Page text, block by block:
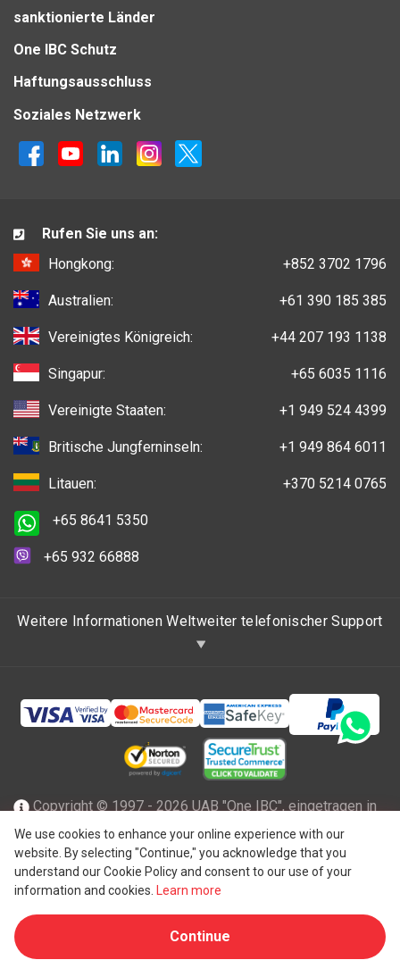
sanktionierte Länder
One IBC Schutz
Haftungsausschluss
Soziales Netzwerk
We use cookies to enhance your online experience with our
website. By selecting "Continue," you acknowledge that you
understand our Cookie Policy and consent to our use of your
information and cookies.
Learn more
Continue
Rufen Sie uns an:
Hongkong:
+852 3702 1796
Australien: +61 390 185 385
Vereinigtes Königreich: +44 207 193 1138
Singapur: +65 6035 1116
Vereinigte Staaten: +1 949 524 4399
Britische Jungferninseln: +1 949 864 6011
Litauen: +370 5214 0765
+65 8641 5350
+65 932 66888
Weitere Informationen Weltweiter telefonischer Support
Copyright © 1997 - 2026 UAB "One IBC", eingetragen in
der Republik Litauen mit beschränkter Haftung und Mitglied
des One IBC Netzwerks einer unabhängigen und separaten
juristischen Person, die mit der One IBC
Limited"), einer Schweizer Einheit, verbunden ist. Alle
Rechte vorbehalten. Weitere Informationen finden Sie unter